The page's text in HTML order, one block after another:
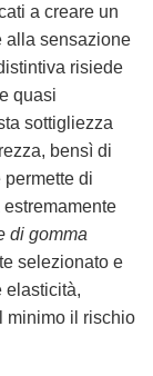
a creare un
alla sensazione
risiede
quasi
sottigliezza
bensì di
permette di
di gomma
selezionato e
elasticità,
minimo il rischio